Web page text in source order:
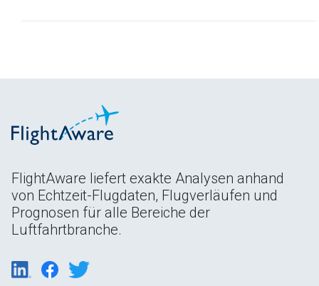
FlightAware liefert exakte Analysen anhand
von Echtzeit-Flugdaten, Flugverläufen und
Prognosen für alle Bereiche der
Luftfahrtbranche.